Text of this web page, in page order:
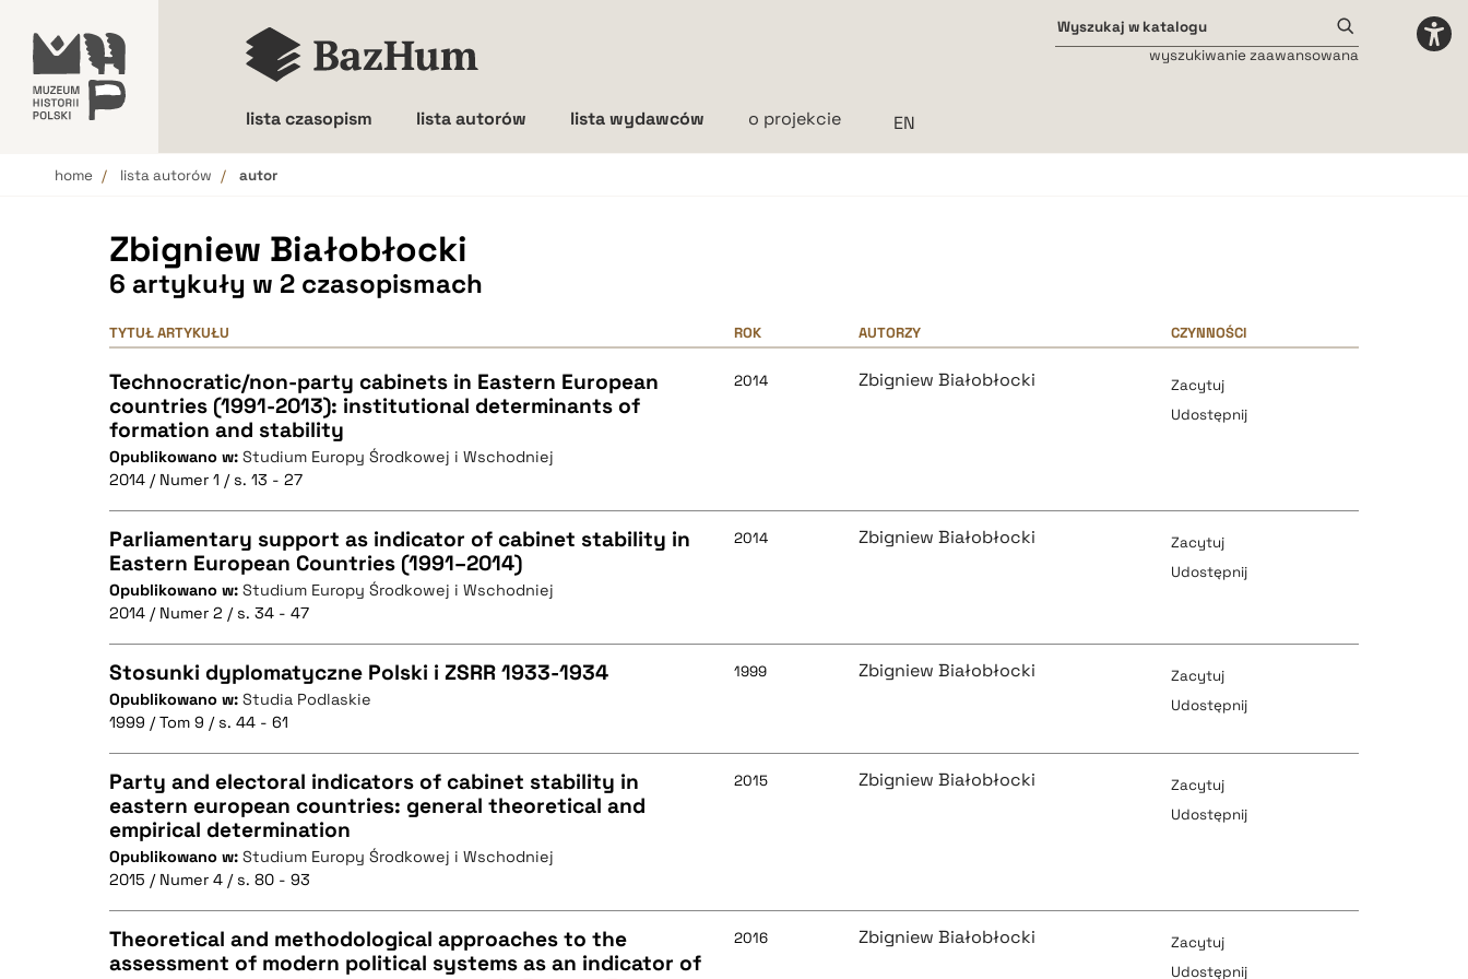
lista czasopism lista autorów lista wydawców o projekcie
wyszukiwanie zaawansowana
home lista autorów autor
Zbigniew Białobłocki
6 artykuły w 2 czasopismach
TYTUŁ ARTYKUŁU ROK AUTORZY CZYNNOŚCI
Technocratic/non-party cabinets in Eastern European
countries (1991-2013): institutional determinants of
formation and stability
Opublikowano w: Studium Europy Środkowej i Wschodniej
2014 / Numer 1 / s. 13 - 27
2014 Zbigniew Białobłocki
Zacytuj
Udostępnij
CZYSTY TEKST
pobierz cytat
BIBTEX
pobierz cytat
Parliamentary support as indicator of cabinet stability in
Eastern European Countries (1991–2014)
Opublikowano w: Studium Europy Środkowej i Wschodniej
2014 / Numer 2 / s. 34 - 47
2014 Zbigniew Białobłocki
Zacytuj
Udostępnij
CZYSTY TEKST
pobierz cytat
BIBTEX
Stosunki dyplomatyczne Polski i ZSRR 1933-1934
Opublikowano w: Studia Podlaskie
1999 / Tom 9 / s. 44 - 61
1999 Zbigniew Białobłocki
Zacytuj
Udostępnij
CZYSTY TEKST
BIBTEX
Party and electoral indicators of cabinet stability in
eastern european countries: general theoretical and
empirical determination
Opublikowano w: Studium Europy Środkowej i Wschodniej
2015 / Numer 4 / s. 80 - 93
2015 Zbigniew Białobłocki
Zacytuj
Udostępnij
Theoretical and methodological approaches to the
assessment of modern political systems as an indicator of
2016 Zbigniew Białobłocki
Zacytuj
Udostępnij